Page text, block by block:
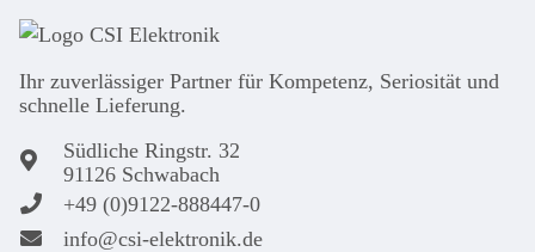
Ihr zuver­läs­siger Partner für Kom­pe­tenz, Seri­osi­tät und
schnel­le Lie­ferung.
Südliche Ringstr. 32
91126 Schwabach
+49 (0)9122-888447-0
info@csi-elektronik.de